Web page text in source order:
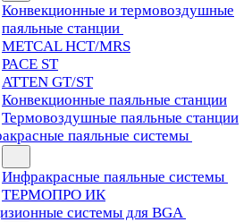
Конвекционные и термовоздушные
паяльные станции
METCAL HCT/MRS
PACE ST
ATTEN GT/ST
Конвекционные паяльные станции
Термовоздушные паяльные станции
паяльные системы
Инфракрасные паяльные системы
ТЕРМОПРО ИК
системы для BGA